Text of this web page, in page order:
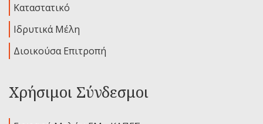
Καταστατικό
Ιδρυτικά Μέλη
Διοικούσα Επιτροπή
Χρήσιμοι Σύνδεσμοι